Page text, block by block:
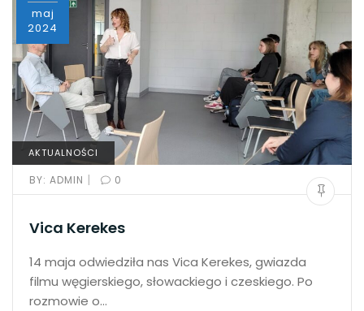
maj
2024
AKTUALNOŚCI
BY: ADMIN | 0
Vica Kerekes
14 maja odwiedziła nas Vica Kerekes, gwiazda
filmu węgierskiego, słowackiego i czeskiego. Po
rozmowie o…